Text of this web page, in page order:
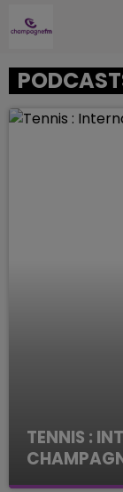
TENNIS :
Le Mag des